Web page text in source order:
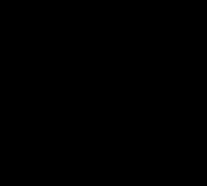
Video